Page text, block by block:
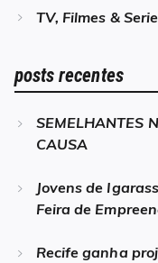
TV, Filmes &
posts recentes
SEMELHANTES
CAUSA
Jovens de
Feira de
Recife ganha